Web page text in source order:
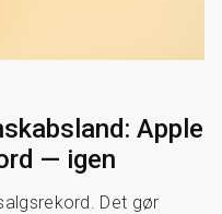
Apple
— igen
Det gør